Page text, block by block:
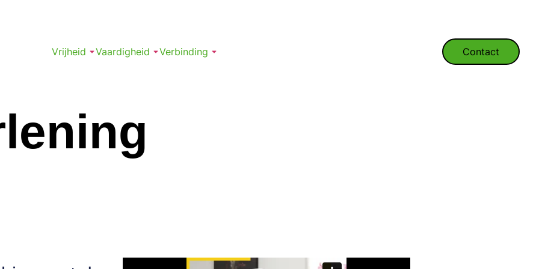
Vrijheid Vaardigheid Verbinding Contact